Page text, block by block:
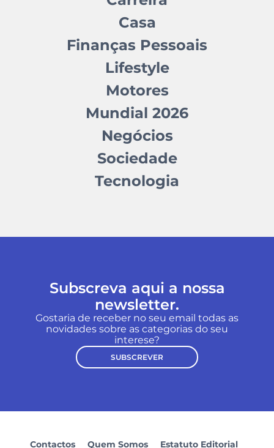
Casa
Finanças Pessoais
Lifestyle
Motores
Mundial 2026
Negócios
Sociedade
Tecnologia
Subscreva aqui a nossa
newsletter.
Gostaria de receber no seu email todas as
novidades sobre as categorias do seu
interese?
SUBSCREVER
Contactos Quem Somos Estatuto Editorial